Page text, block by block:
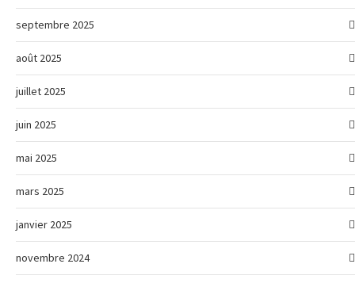
septembre 2025
août 2025
juillet 2025
juin 2025
mai 2025
mars 2025
janvier 2025
novembre 2024